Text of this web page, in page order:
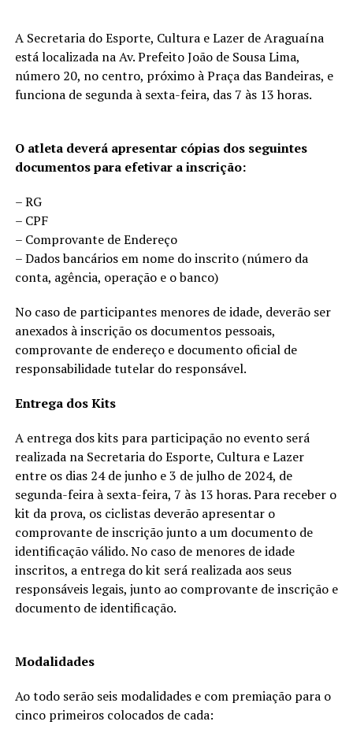
A Secretaria do Esporte, Cultura e Lazer de Araguaína
está localizada na Av. Prefeito João de Sousa Lima,
número 20, no centro, próximo à Praça das Bandeiras, e
funciona de segunda à sexta-feira, das 7 às 13 horas.
O atleta deverá apresentar cópias dos seguintes
documentos para efetivar a inscrição:
– RG
– CPF
– Comprovante de Endereço
– Dados bancários em nome do inscrito (número da
conta, agência, operação e o banco)
No caso de participantes menores de idade, deverão ser
anexados à inscrição os documentos pessoais,
comprovante de endereço e documento oficial de
responsabilidade tutelar do responsável.
Entrega dos Kits
A entrega dos kits para participação no evento será
realizada na Secretaria do Esporte, Cultura e Lazer
entre os dias 24 de junho e 3 de julho de 2024, de
segunda-feira à sexta-feira, 7 às 13 horas. Para receber o
kit da prova, os ciclistas deverão apresentar o
comprovante de inscrição junto a um documento de
identificação válido. No caso de menores de idade
inscritos, a entrega do kit será realizada aos seus
responsáveis legais, junto ao comprovante de inscrição e
documento de identificação.
Modalidades
Ao todo serão seis modalidades e com premiação para o
cinco primeiros colocados de cada: